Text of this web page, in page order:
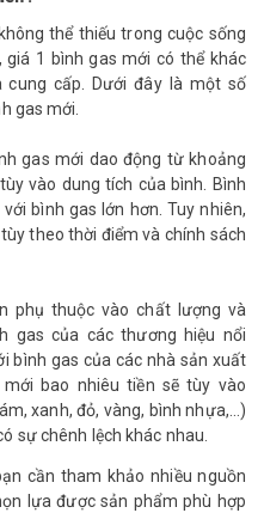
thể thiếu trong cuộc sống
giá 1 bình gas mới có thể khác
cấp. Dưới đây là một số
gas mới.
gas mới dao động từ khoảng
vào dung tích của bình. Bình
bình gas lớn hơn. Tuy nhiên,
theo thời điểm và chính sách
phụ thuộc vào chất lượng và
gas của các thương hiệu nổi
bình gas của các nhà sản xuất
bao nhiêu tiền sẽ tùy vào
xanh, đỏ, vàng, bình nhựa,…)
sự chênh lệch khác nhau.
cần tham khảo nhiều nguồn
lựa được sản phẩm phù hợp